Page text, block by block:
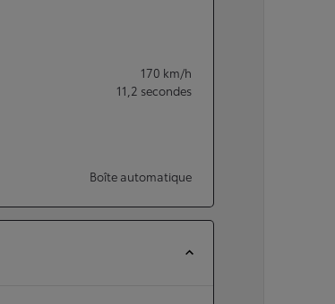
170 km/h
11,2 secondes
Boîte automatique